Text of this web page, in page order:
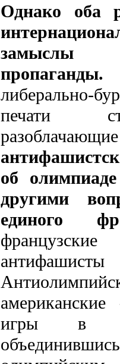
Однако оба
замыслы
пропаганды.
либерально-
печати
об
другими
единого
игры в